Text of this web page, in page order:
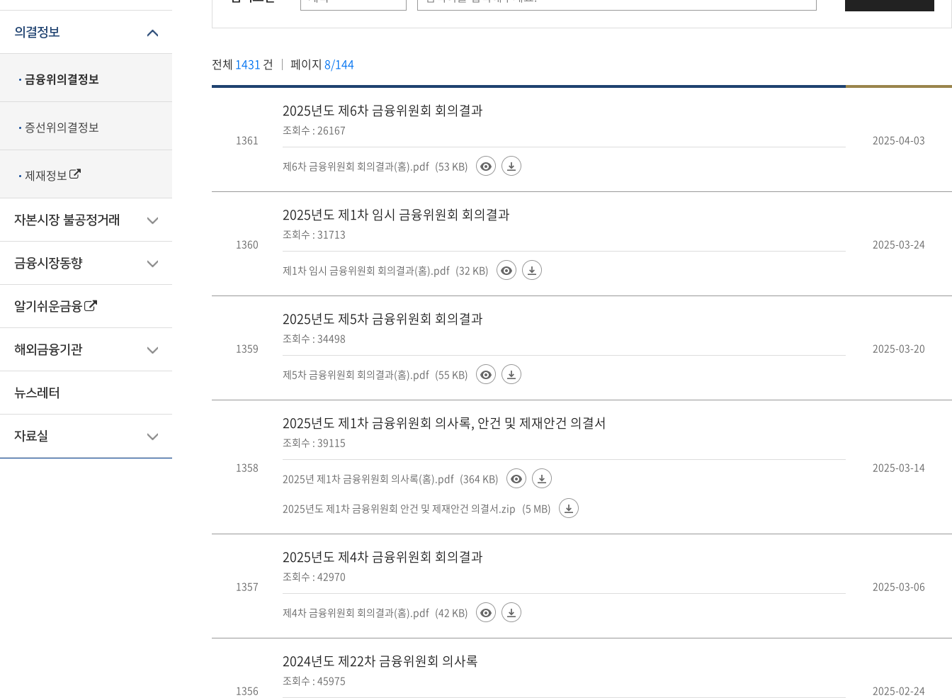
의결정보
금융위의결정보
증선위의결정보
제재정보
자본시장 불공정거래
금융시장동향
알기쉬운금융
해외금융기관
뉴스레터
자료실
전체 1431 건 페이지 8/144
1361
2025년도 제6차 금융위원회 회의결과
조회수 : 26167
제6차 금융위원회 회의결과(홈).pdf (53 KB)
2025-04-03
1360
2025년도 제1차 임시 금융위원회 회의결과
조회수 : 31713
제1차 임시 금융위원회 회의결과(홈).pdf (32 KB)
2025-03-24
1359
2025년도 제5차 금융위원회 회의결과
조회수 : 34498
제5차 금융위원회 회의결과(홈).pdf (55 KB)
2025-03-20
1358
2025년도 제1차 금융위원회 의사록, 안건 및 제재안건 의결서
조회수 : 39115
2025년 제1차 금융위원회 의사록(홈).pdf (364 KB)
2025년도 제1차 금융위원회 안건 및 제재안건 의결서.zip (5 MB)
2025-03-14
1357
2025년도 제4차 금융위원회 회의결과
조회수 : 42970
제4차 금융위원회 회의결과(홈).pdf (42 KB)
2025-03-06
1356
2024년도 제22차 금융위원회 의사록
조회수 : 45975
2025-02-24